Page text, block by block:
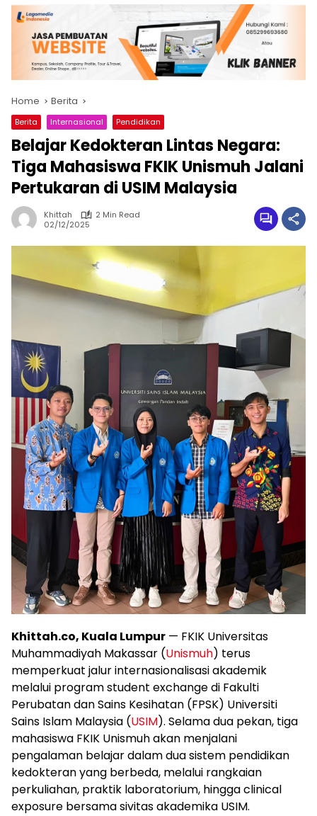
Home Berita
Berita Internasional Pendidikan
Belajar Kedokteran Lintas Negara:
Tiga Mahasiswa FKIK Unismuh Jalani
Pertukaran di USIM Malaysia
Khittah
2 Min Read
02/12/2025
Khittah.co, Kuala Lumpur — FKIK Universitas
Muhammadiyah Makassar (Unismuh) terus
memperkuat jalur internasionalisasi akademik
melalui program student exchange di Fakulti
Perubatan dan Sains Kesihatan (FPSK) Universiti
Sains Islam Malaysia (USIM). Selama dua pekan, tiga
mahasiswa FKIK Unismuh akan menjalani
pengalaman belajar dalam dua sistem pendidikan
kedokteran yang berbeda, melalui rangkaian
perkuliahan, praktik laboratorium, hingga clinical
exposure bersama sivitas akademika USIM.